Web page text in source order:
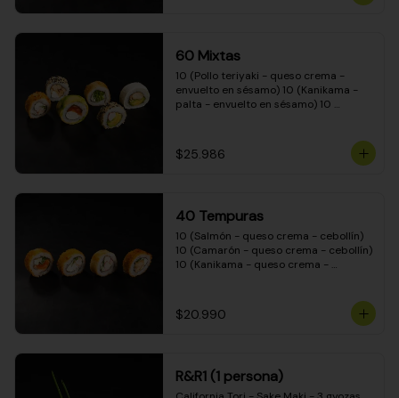
(Pimentón - queso crema - cebollín -
envuelto en masa tempura)
60 Mixtas
10 (Pollo teriyaki - queso crema -
envuelto en sésamo) 10 (Kanikama -
palta - envuelto en sésamo) 10
envuelto en queso crema) 10
(Camarón - queso crema - cebollín -
$25.986
40 Tempuras
10 (Salmón - queso crema - cebollín)
10 (Camarón - queso crema - cebollín)
10 (Kanikama - queso crema -
$20.990
R&R1 (1 persona)